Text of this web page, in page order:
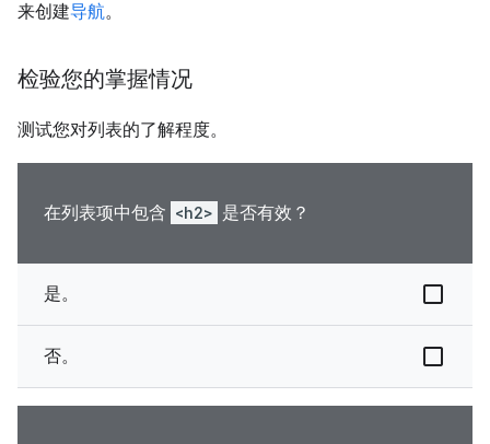
来创建导航。
检验您的掌握情况
测试您对列表的了解程度。
在列表项中包含 <h2> 是否有效？
是。
否。